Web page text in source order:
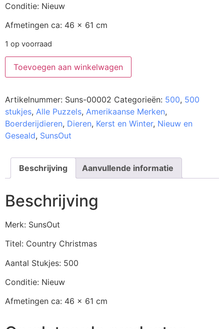
Conditie: Nieuw
Afmetingen ca: 46 x 61 cm
1 op voorraad
Toevoegen aan winkelwagen
Artikelnummer: Suns-00002 Categorieën: 500, 500
stukjes, Alle Puzzels, Amerikaanse Merken,
Boerderijdieren, Dieren, Kerst en Winter, Nieuw en
Geseald, SunsOut
Beschrijving Aanvullende informatie
Beschrijving
Merk: SunsOut
Titel: Country Christmas
Aantal Stukjes: 500
Conditie: Nieuw
Afmetingen ca: 46 x 61 cm